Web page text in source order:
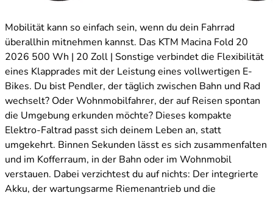
Mobilität kann so einfach sein, wenn du dein Fahrrad
überallhin mitnehmen kannst. Das KTM Macina Fold 20
2026 500 Wh | 20 Zoll | Sonstige verbindet die Flexibilität
eines Klapprades mit der Leistung eines vollwertigen E-
Bikes. Du bist Pendler, der täglich zwischen Bahn und Rad
wechselt? Oder Wohnmobilfahrer, der auf Reisen spontan
die Umgebung erkunden möchte? Dieses kompakte
Elektro-Faltrad passt sich deinem Leben an, statt
umgekehrt. Binnen Sekunden lässt es sich zusammenfalten
und im Kofferraum, in der Bahn oder im Wohnmobil
verstauen. Dabei verzichtest du auf nichts: Der integrierte
Akku, der wartungsarme Riemenantrieb und die